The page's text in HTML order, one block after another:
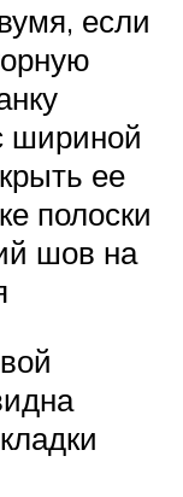
если
шириной
ее
полоски
шов на